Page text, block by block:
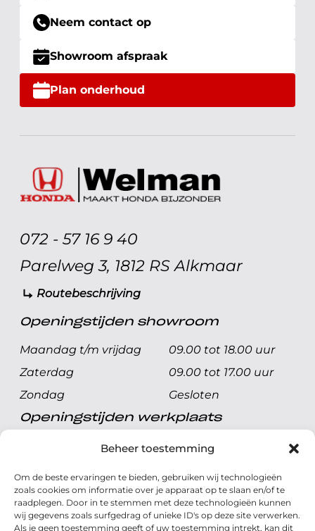
Beheer toestemming
Om de beste ervaringen te bieden, gebruiken wij technologieën
zoals cookies om informatie over je apparaat op te slaan en/of te
raadplegen. Door in te stemmen met deze technologieën kunnen
wij gegevens zoals surfgedrag of unieke ID's op deze site verwerken.
Als je geen toestemming geeft of uw toestemming intrekt, kan dit
Neem contact op
Showroom afspraak
Plan onderhoud
072 - 57 16 9 40
Parelweg 3, 1812 RS Alkmaar
Routebeschrijving
Openingstijden showroom
Maandag t/m vrijdag
09.00 tot 18.00 uur
Zaterdag
09.00 tot 17.00 uur
Zondag
Gesloten
Openingstijden werkplaats
Maandag t/m vrijdag
08.00 tot 17.00 uur
Zondag
Gesloten
Volg ons